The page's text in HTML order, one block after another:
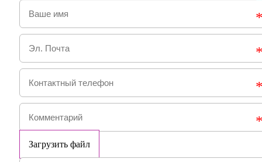
Загрузить файл